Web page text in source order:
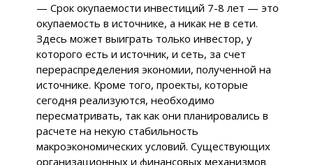
— Срок окупаемости инвестиций 7-8 лет — это
окупаемость в источнике, а никак не в сети.
Здесь может выиграть только инвестор, у
которого есть и источник, и сеть, за счет
перераспределения экономии, полученной на
источнике. Кроме того, проекты, которые
сегодня реализуются, необходимо
пересматривать, так как они планировались в
расчете на некую стабильность
макроэкономических условий. Существующих
организационных и финансовых механизмов